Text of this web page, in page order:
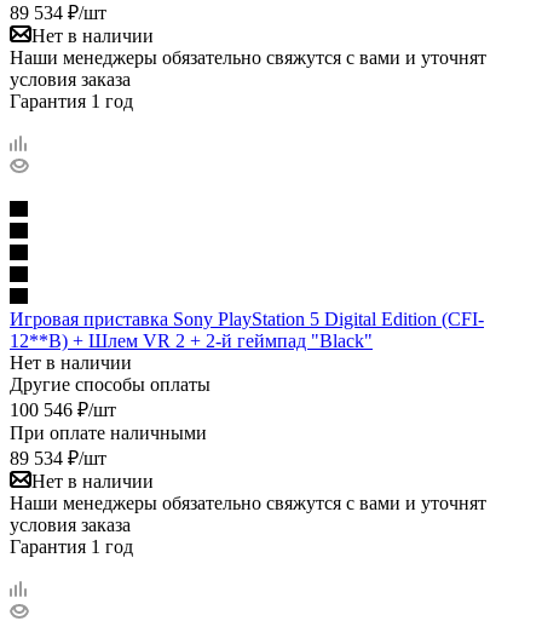
89 534 ₽/шт
Нет в наличии
Наши менеджеры обязательно свяжутся с вами и уточнят
условия заказа
Гарантия 1 год
Игровая приставка Sony PlayStation 5 Digital Edition (CFI-
12**B) + Шлем VR 2 + 2-й геймпад "Black"
Нет в наличии
Другие способы оплаты
100 546 ₽/шт
При оплате наличными
89 534 ₽/шт
Нет в наличии
Наши менеджеры обязательно свяжутся с вами и уточнят
условия заказа
Гарантия 1 год